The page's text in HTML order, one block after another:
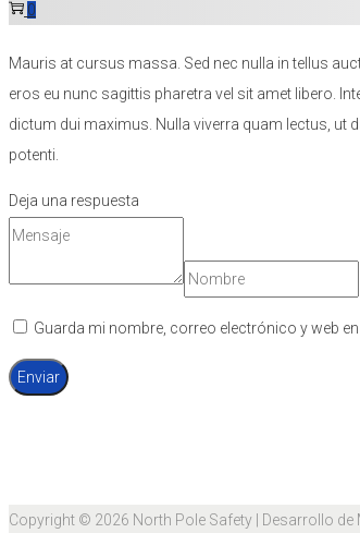
0
Mauris at cursus massa. Sed nec nulla in tellus
eros eu nunc sagittis pharetra vel sit amet libero.
dictum dui maximus. Nulla viverra quam lectus, ut
potenti.
Deja una respuesta
Guarda mi nombre, correo electrónico y web
Copyright © 2026 North Pole Safety | Desarrollo de